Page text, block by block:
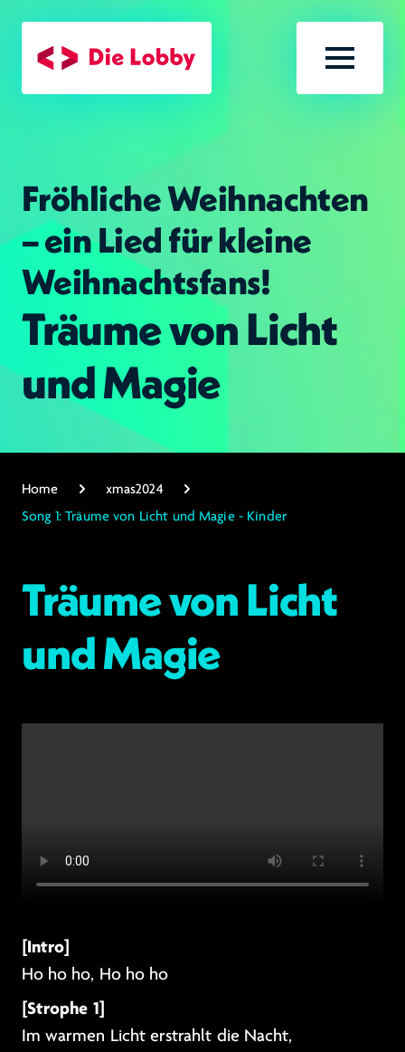
Menü
Fröhliche Weihnachten
– ein Lied für kleine
Weihnachtsfans!
Träume von Licht
und Magie
Home
xmas2024
Song 1: Träume von Licht und Magie - Kinder
Träume von Licht
und Magie
[Intro]
Ho ho ho, Ho ho ho
[Strophe 1]
Im warmen Licht erstrahlt die Nacht,